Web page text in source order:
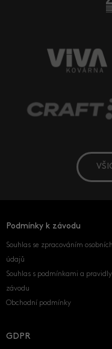
Podmínky k závodu
Souhlas se zpracováním osobních
údajů
Souhlas s podmínkami a pravidly
závodu
Obchodní podmínky
GDPR